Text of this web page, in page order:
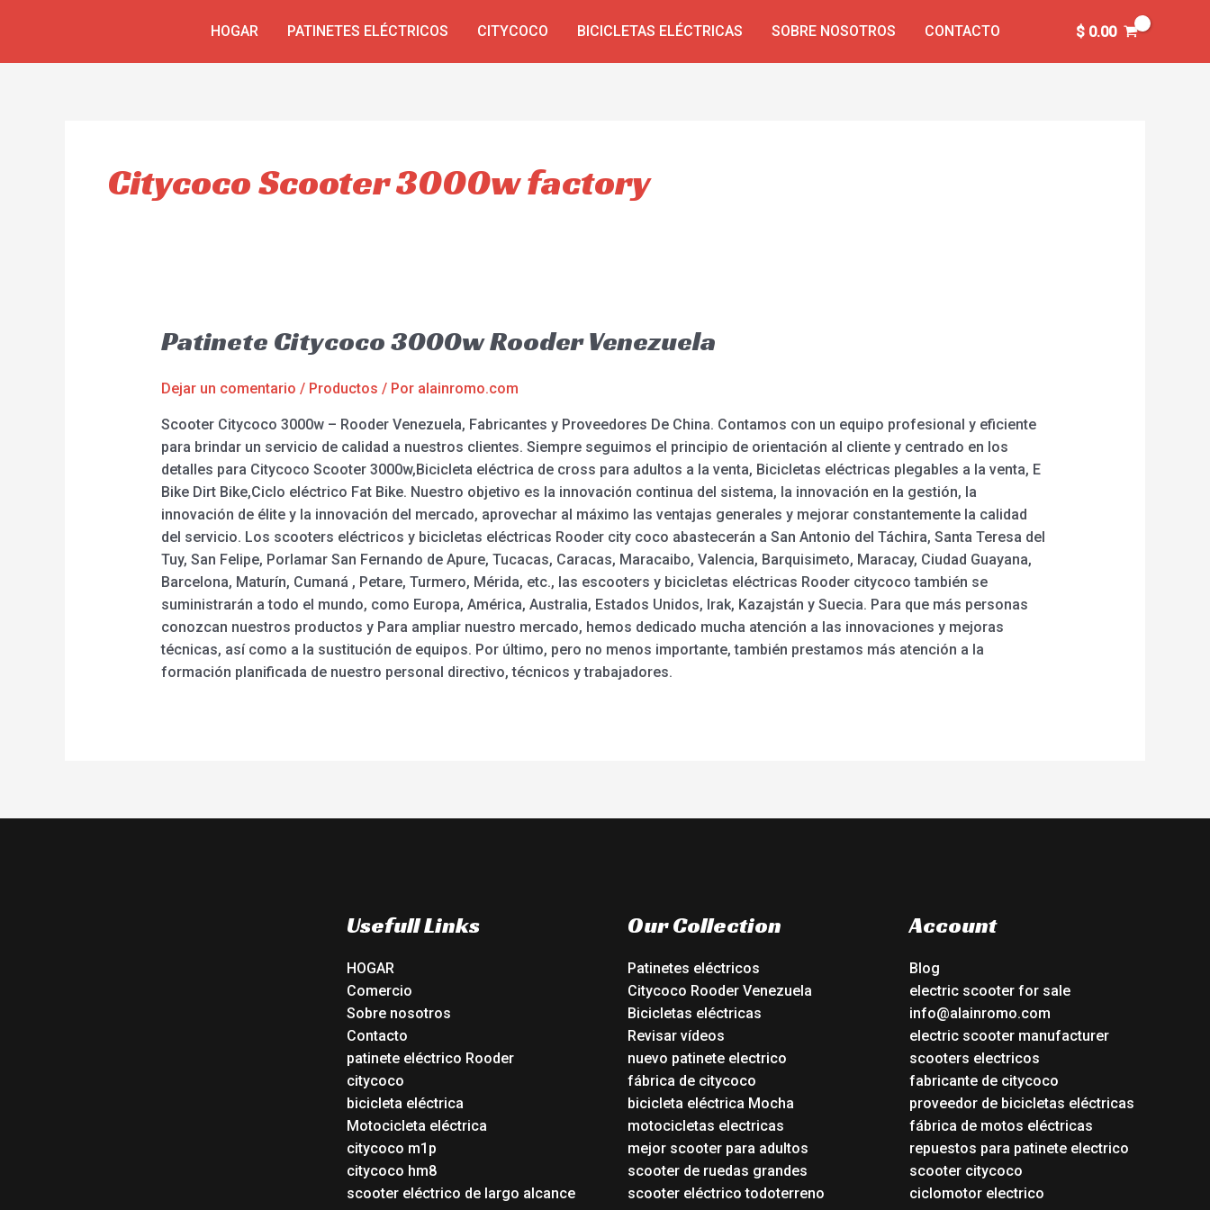
HOGAR PATINETES ELÉCTRICOS CITYCOCO BICICLETAS ELÉCTRICAS SOBRE NOSOTROS CONTACTO $0.00
Citycoco Scooter 3000w factory
Patinete Citycoco 3000w Rooder Venezuela
Dejar un comentario / Productos / Por alainromo.com
Scooter Citycoco 3000w – Rooder Venezuela, Fabricantes y Proveedores De China. Contamos con un equipo profesional y eficiente
para brindar un servicio de calidad a nuestros clientes. Siempre seguimos el principio de orientación al cliente y centrado en los
detalles para Citycoco Scooter 3000w,Bicicleta eléctrica de cross para adultos a la venta, Bicicletas eléctricas plegables a la venta, E
Bike Dirt Bike,Ciclo eléctrico Fat Bike. Nuestro objetivo es la innovación continua del sistema, la innovación en la gestión, la
innovación de élite y la innovación del mercado, aprovechar al máximo las ventajas generales y mejorar constantemente la calidad
del servicio. Los scooters eléctricos y bicicletas eléctricas Rooder city coco abastecerán a San Antonio del Táchira, Santa Teresa del
Tuy, San Felipe, Porlamar San Fernando de Apure, Tucacas, Caracas, Maracaibo, Valencia, Barquisimeto, Maracay, Ciudad Guayana,
Barcelona, Maturín, Cumaná , Petare, Turmero, Mérida, etc., las escooters y bicicletas eléctricas Rooder citycoco también se
suministrarán a todo el mundo, como Europa, América, Australia, Estados Unidos, Irak, Kazajstán y Suecia. Para que más personas
conozcan nuestros productos y Para ampliar nuestro mercado, hemos dedicado mucha atención a las innovaciones y mejoras
técnicas, así como a la sustitución de equipos. Por último, pero no menos importante, también prestamos más atención a la
formación planificada de nuestro personal directivo, técnicos y trabajadores.
Usefull Links
HOGAR
Comercio
Sobre nosotros
Contacto
patinete eléctrico Rooder
citycoco
bicicleta eléctrica
Motocicleta eléctrica
citycoco m1p
citycoco hm8
scooter eléctrico de largo alcance
Our Collection
Patinetes eléctricos
Citycoco Rooder Venezuela
Bicicletas eléctricas
Revisar vídeos
nuevo patinete electrico
fábrica de citycoco
bicicleta eléctrica Mocha
motocicletas electricas
mejor scooter para adultos
scooter de ruedas grandes
scooter eléctrico todoterreno
Account
Blog
electric scooter for sale
info@alainromo.com
electric scooter manufacturer
scooters electricos
fabricante de citycoco
proveedor de bicicletas eléctricas
fábrica de motos eléctricas
repuestos para patinete electrico
scooter citycoco
ciclomotor electrico